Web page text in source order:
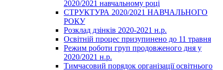
2020/2021 навчальному році
СТРУКТУРА 2020/2021 НАВЧАЛЬНОГО
РОКУ
Розклад дзінків 2020-2021 н.р.
Освітній процес призупинено до 11 травня
Режим роботи груп продовженого дня у
2020/2021 н.р.
Тимчасовий порядок організації освітнього